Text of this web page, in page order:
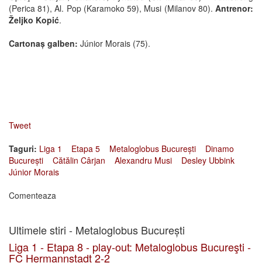
(Perica 81), Al. Pop (Karamoko 59), Musi (Milanov 80). Antrenor:
Željko Kopić.
Cartonaș galben: Júnior Morais (75).
Tweet
Taguri: Liga 1 Etapa 5 Metaloglobus București
Dinamo
București
Cătălin Cârjan Alexandru Musi
Desley Ubbink
Júnior Morais
Comenteaza
Ultimele stiri - Metaloglobus București
Liga 1 - Etapa 8 - play-out: Metaloglobus Bucureşti -
FC Hermannstadt 2-2